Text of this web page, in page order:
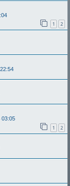
1 2
03:05
1 2